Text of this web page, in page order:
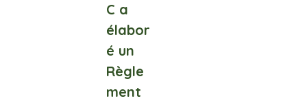
C a
élabor
é un
Règle
ment